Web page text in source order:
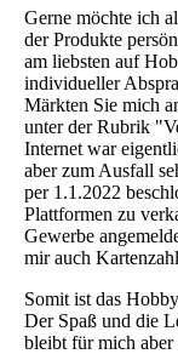
Gerne möchte ich
der Produkte
am liebsten auf
individueller
Märkten Sie mich
unter der Rubrik
Internet war
aber zum Ausfall
per 1.1.2022
Plattformen zu
Gewerbe
mir auch
Somit ist das
Der Spaß und die
bleibt für mich aber